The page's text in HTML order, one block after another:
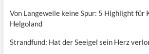
Von Langeweile keine Spur: 5 Highlight für
Helgoland
Strandfund: Hat der Seeigel sein Herz